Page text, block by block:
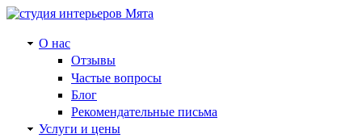
О нас
Отзывы
Частые вопросы
Блог
Рекомендательные письма
Услуги и цены